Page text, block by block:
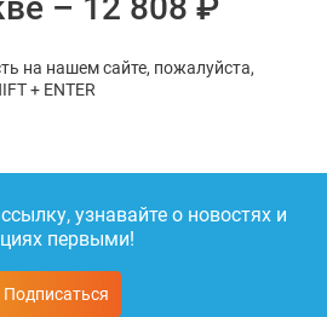
на нашем сайте, пожалуйста,
+ ENTER
узнавайте о новостях и
первыми!
Подписаться